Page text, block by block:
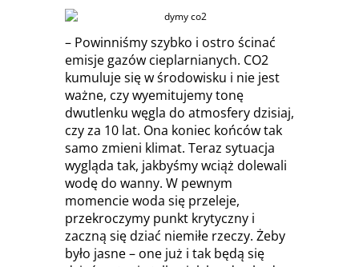
– Powinniśmy szybko i ostro ścinać
emisje gazów cieplarnianych. CO2
kumuluje się w środowisku i nie jest
ważne, czy wyemitujemy tonę
dwutlenku węgla do atmosfery dzisiaj,
czy za 10 lat. Ona koniec końców tak
samo zmieni klimat. Teraz sytuacja
wygląda tak, jakbyśmy wciąż dolewali
wodę do wanny. W pewnym
momencie woda się przeleje,
przekroczymy punkt krytyczny i
zaczną się dziać niemiłe rzeczy. Żeby
było jasne – one już i tak będą się